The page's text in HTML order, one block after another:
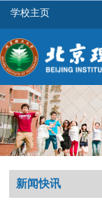
学校主页
新闻快讯